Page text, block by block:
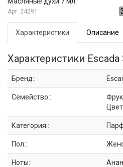
24291
Характеристики Описание
Характеристики Escada
Бренд::
Семейство::
Категория::
Пол::
Ноты::